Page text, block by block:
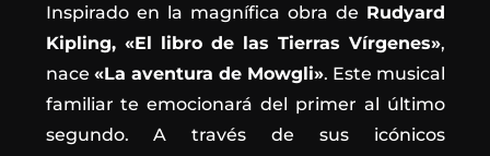
Inspirado en la magnífica obra de Rudyard
Kipling, «El libro de las Tierras Vírgenes»,
nace «La aventura de Mowgli». Este musical
familiar te emocionará del primer al último
segundo. A través de sus icónicos